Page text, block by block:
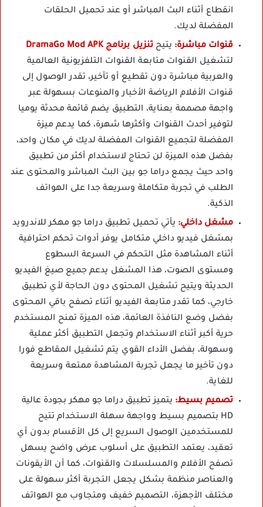
انقطاع أثناء البث المباشر أو عند تحميل الحلقات
المفضلة لديك.
قنوات مباشرة: يتيح تنزيل برنامج DramaGo Mod APK
لتشغيل القنوات متابعة القنوات التلفزيونية العالمية
والعربية مباشرة دون تقطيع أو تأخير، تقدر الوصول إلى
قنوات الأفلام الرياضة الأخبار والمنوعات بسهولة عبر
واجهة مصممة بعناية، التطبيق يضم قائمة محدثة يوميا
لتوفير أحدث القنوات وأكثرها شهرة، كما يدعم ميزة
المفضلة لتجميع القنوات المفضلة لديك في مكان واحد،
بفضل هذه الميزة لن تحتاج لاستخدام أكثر من تطبيق
واحد حيث يجمع دراما جو بين البث المباشر والمحتوى عند
الطلب في تجربة متكاملة وسريعة جدا على الهواتف
الذكية.
مشغل داخلي: يأتي تحميل تطبيق دراما جو مهكر للاندرويد
بمشغل فيديو داخلي متكامل يوفر أدوات تحكم احترافية
أثناء المشاهدة مثل التحكم في السرعة السطوع
ومستوى الصوت، هذا المشغل يدعم جميع صيغ الفيديو
الحديثة ويتيح تشغيل المحتوى دون الحاجة لأي تطبيق
خارجي، كما تقدر متابعة الفيديو أثناء تصفح باقي المحتوى
بفضل وضع النافذة العائمة، هذه الميزة تمنح المستخدم
حرية أكبر أثناء الاستخدام وتجعل التطبيق أكثر عملية
وسهولة، بفضل الأداء القوي يتم تشغيل المقاطع فورا
دون تأخير ما يجعل تجربة المشاهدة ممتعة وسريعة
للغاية.
تصميم بسيط: يتميز تطبيق دراما جو مهكر بجودة عالية
HD بتصميم بسيط وواجهة سهلة الاستخدام تتيح
للمستخدمين الوصول السريع إلى كل الأقسام بدون أي
تعقيد، يعتمد التطبيق على أسلوب عرض واضح يسهل
تصفح الأفلام والمسلسلات والقنوات، كما أن الأيقونات
والعناصر منظمة بشكل يجعل التجربة أكثر سهولة على
مختلف الأجهزة، التصميم خفيف ومتجاوب مع الهواتف